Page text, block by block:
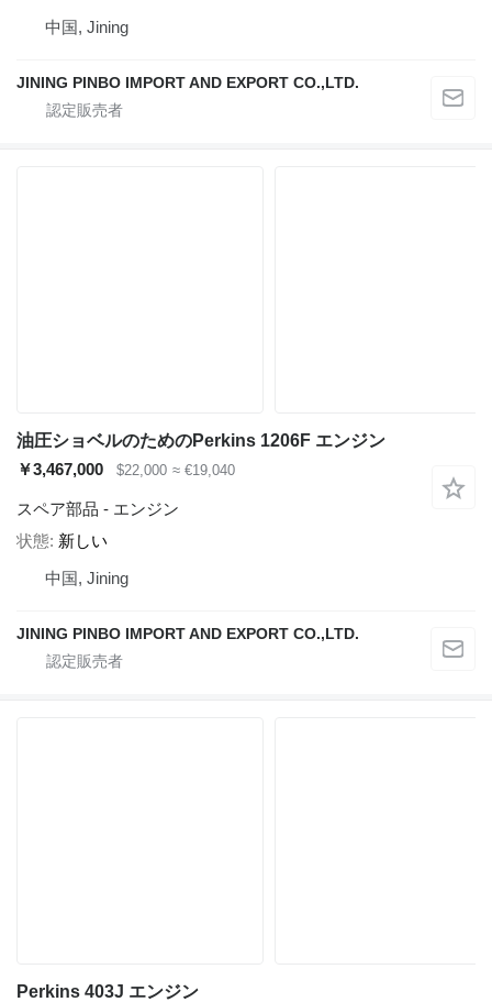
中国, Jining
JINING PINBO IMPORT AND EXPORT CO.,LTD.
油圧ショベルのためのPerkins 1206F エンジン
￥3,467,000
$22,000 ≈ €19,040
スペア部品 - エンジン
状態 新しい
中国, Jining
JINING PINBO IMPORT AND EXPORT CO.,LTD.
Perkins 403J エンジン